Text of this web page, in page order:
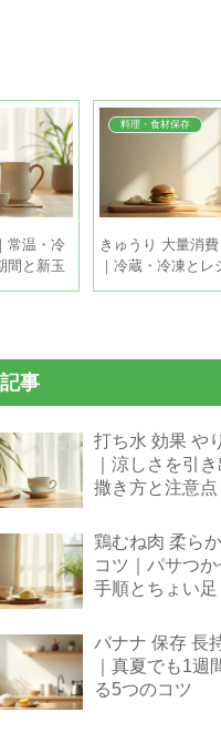
常温・冷
間と新玉
料理・食材保存
きゅうり 大量消
｜冷蔵・冷凍とレ
きるコツ
事
打ち水 効果 や
｜涼しさを引
撒き方と注意点
鶏むね肉 柔ら
コツ｜パサつ
手順とちょい足
バナナ 保存 長
｜真夏でも1週
る5つのコツ